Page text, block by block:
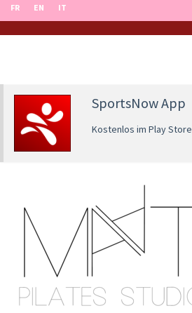
FR EN IT
SportsNow App
Kostenlos im Play Store